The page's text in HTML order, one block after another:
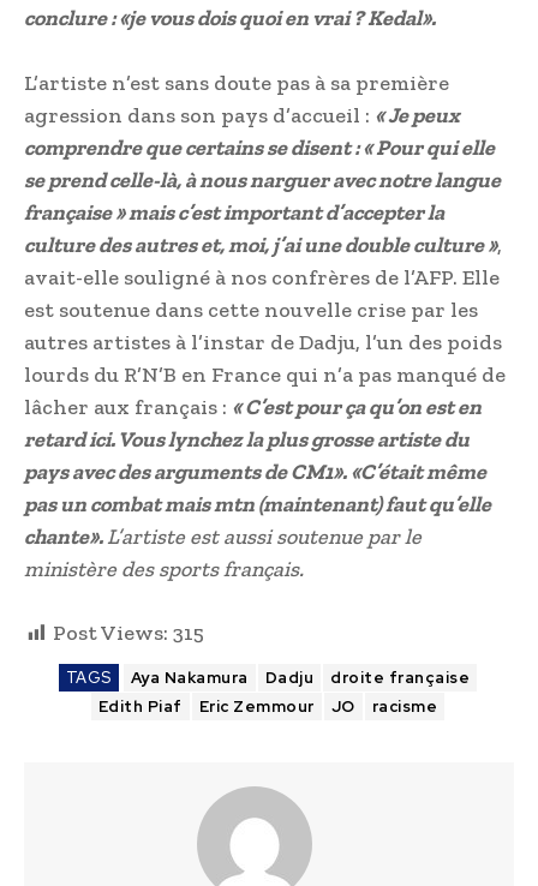
conclure : «je vous dois quoi en vrai ? Kedal».
L’artiste n’est sans doute pas à sa première
agression dans son pays d’accueil : « Je peux
comprendre que certains se disent : « Pour qui elle
se prend celle-là, à nous narguer avec notre langue
française » mais c’est important d’accepter la
culture des autres et, moi, j’ai une double culture »,
avait-elle souligné à nos confrères de l’AFP. Elle
est soutenue dans cette nouvelle crise par les
autres artistes à l’instar de Dadju, l’un des poids
lourds du R’N’B en France qui n’a pas manqué de
lâcher aux français : « C’est pour ça qu’on est en
retard ici. Vous lynchez la plus grosse artiste du
pays avec des arguments de CM1». «C’était même
pas un combat mais mtn (maintenant) faut qu’elle
chante».L’artiste est aussi soutenue par le
ministère des sports français.
Post Views: 315
TAGS Aya Nakamura Dadju
droite française
Edith Piaf
Eric Zemmour JO racisme